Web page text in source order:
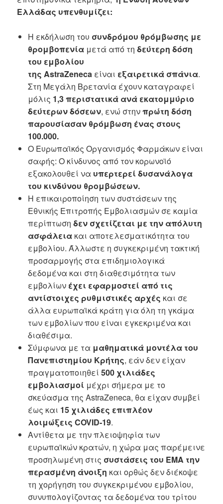
Ελλάδας υπενθυμίζει:
Η εκδήλωση του συνδρόμου θρόμβωσης με
θρομβοπενίαμετά από τη δεύτερη δόση
του εμβολίου
της AstraZenecaείναι εξαιρετικά σπάνια.
Στη Μεγάλη Βρετανία έχουν καταγραφεί
μόλις 1,3 περιστατικά ανά εκατομμύριο
δεύτερων δόσεων, ενώ στηνπρώτη δόση
παρουσίασαν θρόμβωση ένας στους
100.000.
Ο Ευρωπαϊκός Οργανισμός Φαρμάκων είναι
σαφής: Ο κίνδυνος από τον κορωνοϊό
εξακολουθεί να υπερτερεί δυσανάλογα
του κινδύνου θρομβώσεων.
Η επικαιροποίηση των συστάσεων της
Εθνικής Επιτροπής Εμβολιασμών σε καμία
περίπτωση δεν σχετίζεται με την απόλυτη
ασφάλειακαι αποτελεσματικότητα του
εμβολίου. Άλλωστε η συγκεκριμένη τακτική
προσαρμογής στα επιδημιολογικά
δεδομένα και στη διαθεσιμότητα των
εμβολίων έχει εφαρμοστεί από τις
αντίστοιχες ρυθμιστικές αρχές και σε
άλλα ευρωπαϊκά κράτη για όλη τη γκάμα
των εμβολίων που είναι εγκεκριμένα και
διαθέσιμα.
Σύμφωνα με τα μαθηματικά μοντέλα του
Πανεπιστημίου Κρήτης, εάν δεν είχαν
πραγματοποιηθεί 500 χιλιάδες
εμβολιασμοί μέχρι σήμερα με το
σκεύασμα της AstraZeneca, θα είχαν συμβεί
έως και 15 χιλιάδες επιπλέον
λοιμώξεις COVID-19.
Αντίθετα με την πλειοψηφία των
ευρωπαϊκών κρατών, η χώρα μας παρέμεινε
προσηλωμένη στις συστάσεις του EMA την
περασμένη άνοιξη και ορθώς δεν διέκοψε
τη χορήγηση του συγκεκριμένου εμβολίου,
συνυπολογίζοντας τα δεδομένα του τρίτου